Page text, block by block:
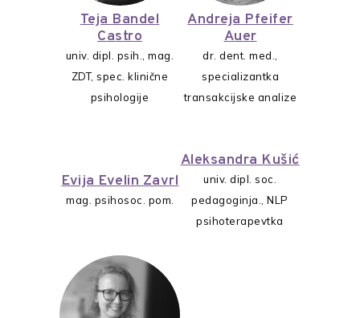
Teja Bandel
Castro
univ. dipl. psih., mag.
ZDT, spec. klinične
psihologije
Andreja Pfeifer
Auer
dr. dent. med.,
specializantka
transakcijske analize
Evija Evelin Zavrl
mag. psihosoc. pom.
Aleksandra Kušić
univ. dipl. soc.
pedagoginja., NLP
psihoterapevtka